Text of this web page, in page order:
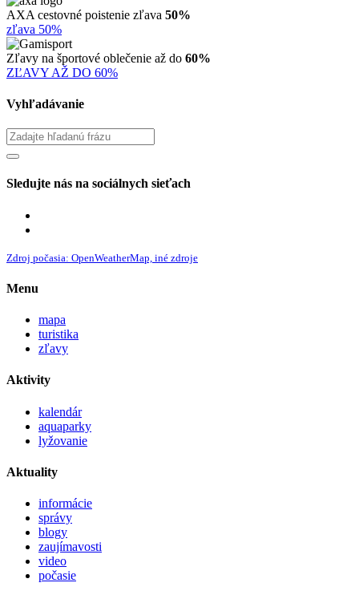
AXA cestovné poistenie zľava 50%
zľava 50%
Zľavy na športové oblečenie až do 60%
ZĽAVY AŽ DO 60%
Vyhľadávanie
Sledujte nás na sociálnych sieťach
Zdroj počasia: OpenWeatherMap, iné zdroje
Menu
mapa
turistika
zľavy
Aktivity
kalendár
aquaparky
lyžovanie
Aktuality
informácie
správy
blogy
zaujímavosti
video
počasie